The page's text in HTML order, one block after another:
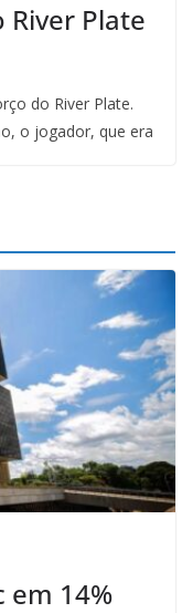
Plate
do River Plate.
o jogador, que era
em 14%